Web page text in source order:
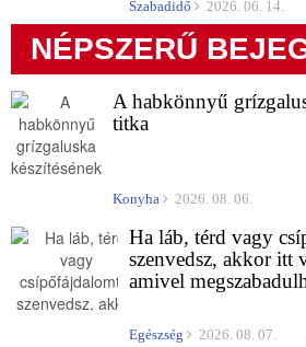
Szabadidő 2026. 06. 14.
NÉPSZERŰ
A habkönnyű
titka
Konyha 2026. 08. 06.
Ha láb, térd vagy
szenvedsz, akkor itt
amivel
Egészség 2026. 08. 07.